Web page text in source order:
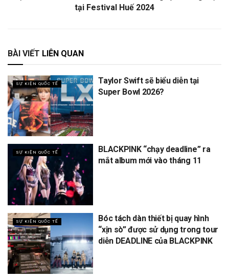
tại Festival Huế 2024
BÀI VIẾT LIÊN QUAN
SỰ KIỆN QUỐC TẾ
Taylor Swift sẽ biểu diễn tại
Super Bowl 2026?
SỰ KIỆN QUỐC TẾ
BLACKPINK “chạy deadline” ra
mắt album mới vào tháng 11
SỰ KIỆN QUỐC TẾ
Bóc tách dàn thiết bị quay hình
“xịn sò” được sử dụng trong tour
diễn DEADLINE của BLACKPINK